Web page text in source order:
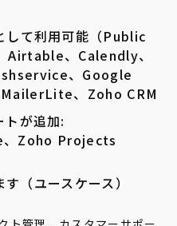
して利用可能（Public
、Calendly、
、Google
、Zoho CRM
トが追加:
Zoho Projects
（ユースケース）